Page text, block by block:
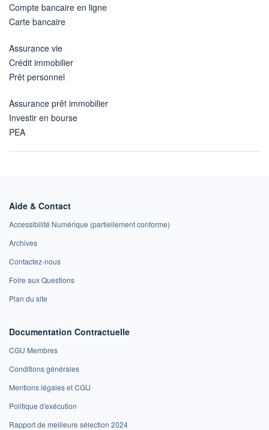
Compte bancaire en ligne
Carte bancaire
Assurance vie
Crédit immobilier
Prêt personnel
Assurance prêt immobilier
Investir en bourse
PEA
Aide & Contact
Accessibilité Numérique (partiellement conforme)
Archives
Contactez-nous
Foire aux Questions
Plan du site
Documentation Contractuelle
CGU Membres
Conditions générales
Mentions légales et CGU
Politique d'exécution
Rapport de meilleure sélection 2024